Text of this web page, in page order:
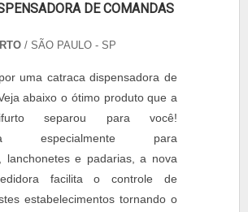
DE COMANDAS
/ SÃO PAULO - SP
uma catraca dispensadora de
abaixo o ótimo produto que a
separou para você!
especialmente para
lanchonetes e padarias, a nova
facilita o controle de
estabelecimentos tornando o